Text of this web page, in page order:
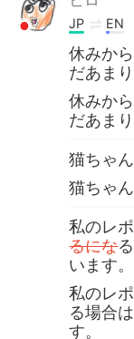
JP EN
休みか
だあま
休みか
だあま
猫ちゃ
猫ちゃ
私のレ
るにな
います。
私のレ
る場合
す。